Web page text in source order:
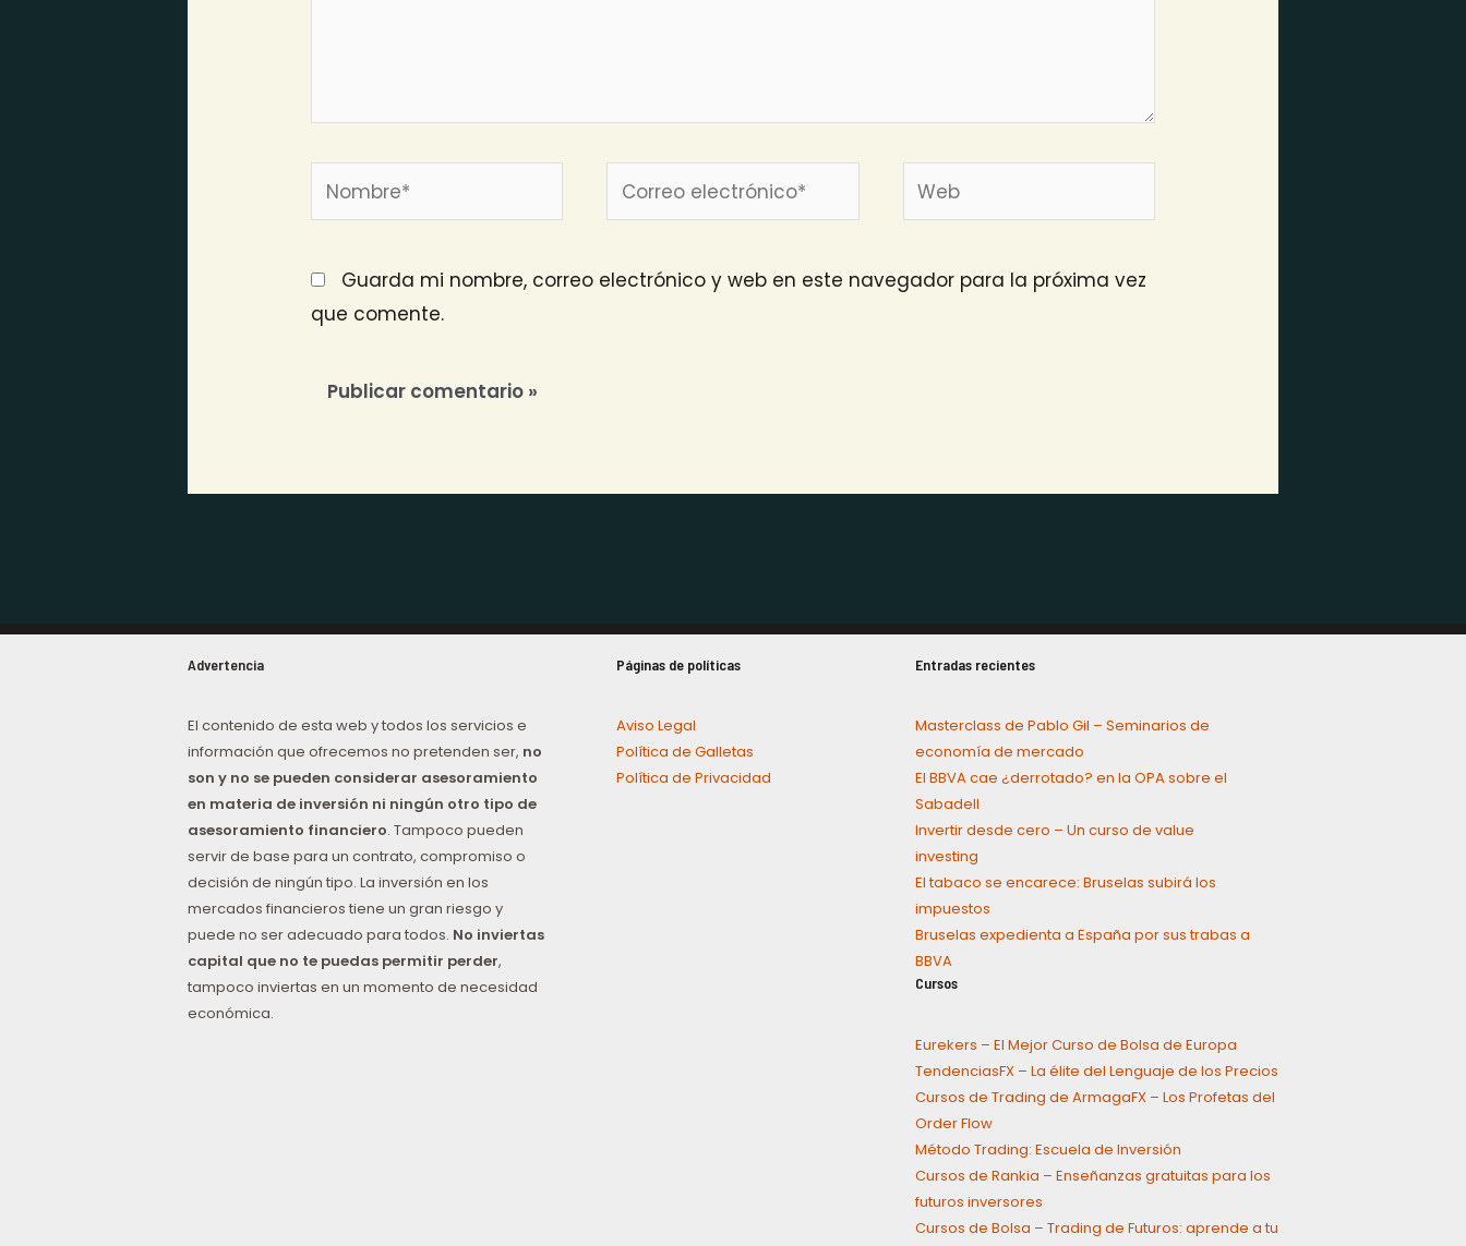
Nombre*
Correo
Web
Guarda mi nombre, correo electrónico y web en este navegador para la próxima vez
que comente.
Advertencia
El contenido de esta web y todos los servicios e
información que ofrecemos no pretenden ser, no
son y no se pueden considerar asesoramiento
en materia de inversión ni ningún otro tipo de
asesoramiento financiero. Tampoco pueden
servir de base para un contrato, compromiso o
decisión de ningún tipo. La inversión en los
mercados financieros tiene un gran riesgo y
puede no ser adecuado para todos. No inviertas
capital que no te puedas permitir perder,
tampoco inviertas en un momento de necesidad
económica.
Páginas de políticas
Aviso Legal
Política de Galletas
Política de Privacidad
Entradas recientes
Masterclass de Pablo Gil – Seminarios de
economía de mercado
El BBVA cae ¿derrotado? en la OPA sobre el
Sabadell
Invertir desde cero – Un curso de value
investing
El tabaco se encarece: Bruselas subirá los
impuestos
Bruselas expedienta a España por sus trabas a
BBVA
Cursos
Eurekers – El Mejor Curso de Bolsa de Europa
TendenciasFX – La élite del Lenguaje de los Precios
Cursos de Trading de ArmagaFX – Los Profetas del
Order Flow
Método Trading: Escuela de Inversión
Cursos de Rankia – Enseñanzas gratuitas para los
futuros inversores
Cursos de Bolsa – Trading de Futuros: aprende a tu